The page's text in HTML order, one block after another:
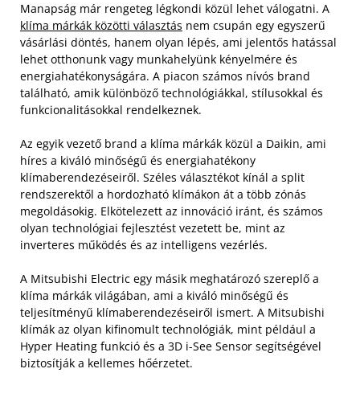
Manapság már rengeteg légkondi közül lehet válogatni. A
klíma márkák közötti választás nem csupán egy egyszerű
vásárlási döntés, hanem olyan lépés, ami jelentős hatással
lehet otthonunk vagy munkahelyünk kényelmére és
energiahatékonyságára. A piacon számos nívós brand
található, amik különböző technológiákkal, stílusokkal és
funkcionalitásokkal rendelkeznek.
Az egyik vezető brand a klíma márkák közül a Daikin, ami
híres a kiváló minőségű és energiahatékony
klímaberendezéseiről. Széles választékot kínál a split
rendszerektől a hordozható klímákon át a több zónás
megoldásokig. Elkötelezett az innováció iránt, és számos
olyan technológiai fejlesztést vezetett be, mint az
inverteres működés és az intelligens vezérlés.
A Mitsubishi Electric egy másik meghatározó szereplő a
klíma márkák világában, ami a kiváló minőségű és
teljesítményű klímaberendezéseiről ismert. A Mitsubishi
klímák az olyan kifinomult technológiák, mint például a
Hyper Heating funkció és a 3D i-See Sensor segítségével
biztosítják a kellemes hőérzetet.